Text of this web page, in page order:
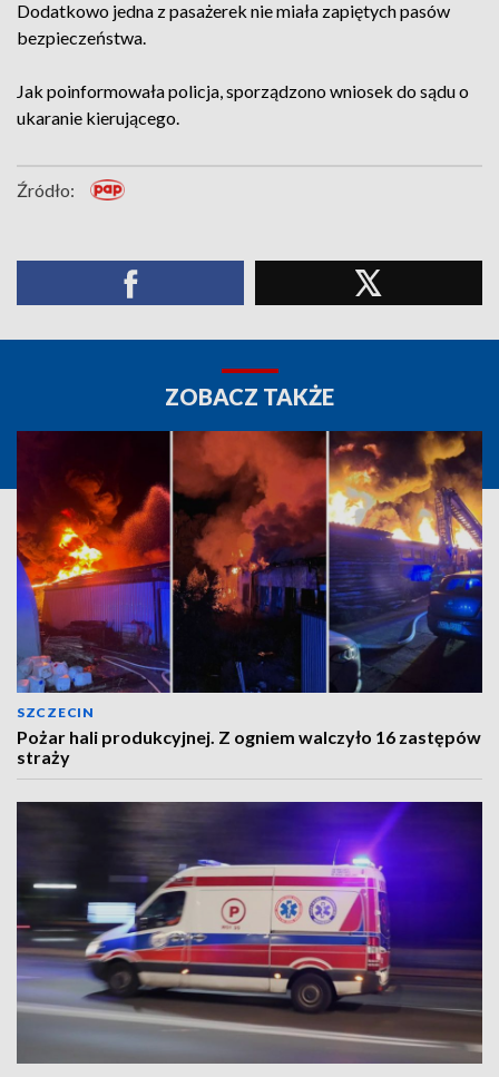
Dodatkowo jedna z pasażerek nie miała zapiętych pasów
bezpieczeństwa.
Jak poinformowała policja, sporządzono wniosek do sądu o
ukaranie kierującego.
Źródło:
ZOBACZ TAKŻE
SZCZECIN
Pożar hali produkcyjnej. Z ogniem walczyło 16 zastępów
straży